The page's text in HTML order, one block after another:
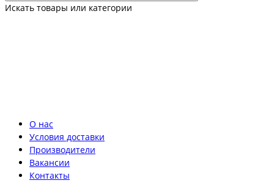
Искать товары или категории
О нас
Условия доставки
Производители
Вакансии
Контакты